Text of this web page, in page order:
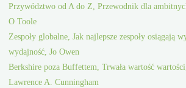
Przywództwo od A do Z, Przewodnik dla
O Toole
Zespoły globalne, Jak najlepsze zespoły osiągają
wydajność, Jo Owen
Berkshire poza Buffettem, Trwała wartość wartości,
Lawrence A. Cunningham